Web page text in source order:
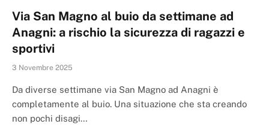
Via San Magno al buio da settimane ad
Anagni: a rischio la sicurezza di ragazzi e
sportivi
3 Novembre 2025
Da diverse settimane via San Magno ad Anagni è
completamente al buio. Una situazione che sta creando
non pochi disagi…